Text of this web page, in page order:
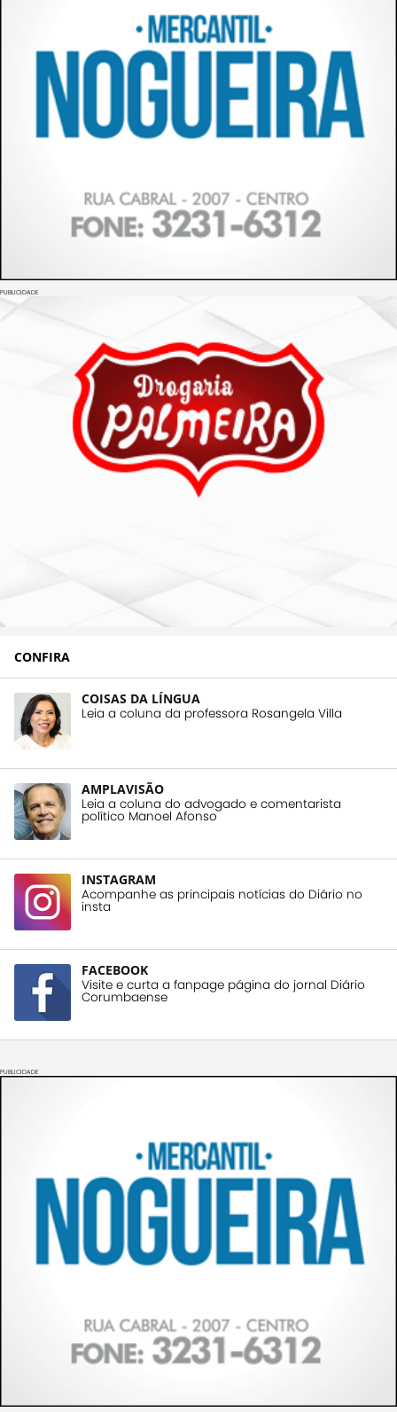
PUBLICIDADE
CONFIRA
COISAS DA LÍNGUA
Leia a coluna da professora Rosangela Villa
AMPLAVISÃO
Leia a coluna do advogado e comentarista
político Manoel Afonso
INSTAGRAM
Acompanhe as principais notícias do Diário no
insta
FACEBOOK
Visite e curta a fanpage página do jornal Diário
Corumbaense
PUBLICIDADE